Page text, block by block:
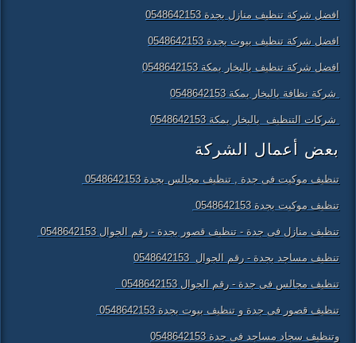
افضل شركة تنظيف منازل بجدة 0548642153
افضل شركة تنظيف بيوت بجدة 0548642153
افضل شركة تنظيف بالبخار بمكة 0548642153
شركة نظافة بالبخار بمكة 0548642153
شركات التنظيف بالبخار بمكة 0548642153
بعض أعمال الشركة
تنظيف موكيت فى جدة , تنظيف مجالس بجدة 0548642153
تنظيف موكيت بجدة 0548642153
تنظيف منازل فى جدة - تنظيف قصور بجدة - رقم الجوال 0548642153
تنظيف مساجد بجدة - رقم الجوال 0548642153
تنظيف مجالس فى جدة - رقم الجوال 0548642153
تنظيف قصور فى جدة و تنظيف بيوت بجدة 0548642153
وتنظيف سجاد مساجد فى جدة 0548642153